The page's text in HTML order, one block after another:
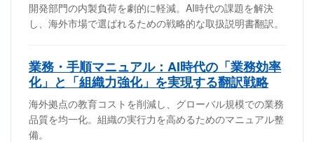
開発部門の内製負荷を劇的に軽減。AI時代の課題を解決
し、海外市場で選ばれるための戦略的な取扱説明書翻訳。
業務・手順マニュアル：AI時代の「業務効率
化」と「組織力強化」を実現する翻訳戦略
海外拠点の教育コストを削減し、グローバル規模での業務
品質を均一化。組織の実行力を高めるためのマニュアル整
備。